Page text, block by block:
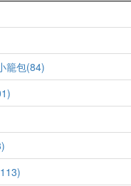
籠包(84)